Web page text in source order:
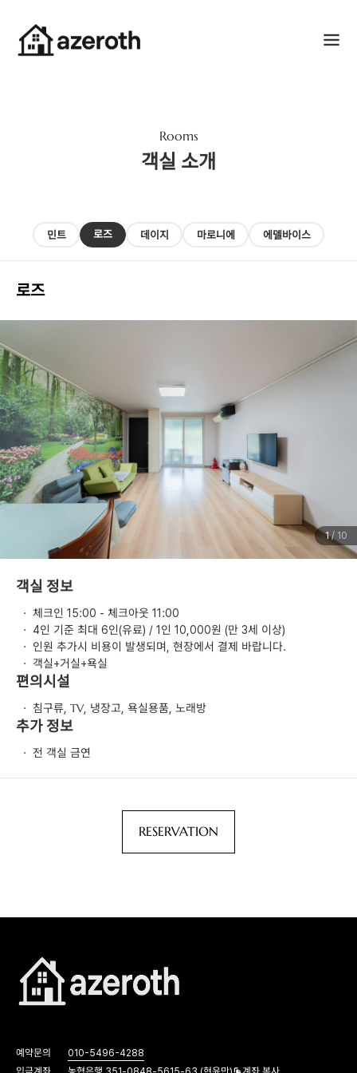
Rooms
객실 소개
민트 로즈 데이지 마로니에 에델바이스
로즈
1/ 10
객실 정보
· 체크인 15:00 - 체크아웃 11:00
·
4인 기준 최대 6인(유료) / 1인 10,000원 (만 3세 이상)
·
인원 추가시 비용이 발생되며, 현장에서 결제 바랍니다.
·
객실+거실+욕실
편의시설
· 침구류, TV, 냉장고, 욕실용품, 노래방
추가 정보
· 전 객실 금연
RESERVATION
예약문의
010-5496-4288